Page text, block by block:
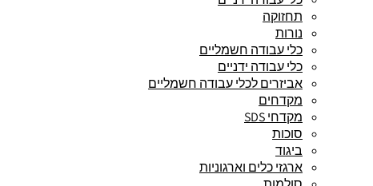
תחזוקה
נורות
כלי עבודה חשמליים
כלי עבודה ידניים
אביזרים לכלי עבודה חשמליים
מקדחים
מקדחי SDS
סוכות
ביגוד
ארגזי כלים וארגוניות